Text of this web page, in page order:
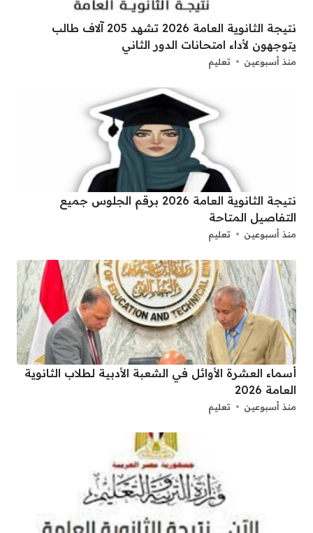
نتيجة الثانوية العامة 2026 تشهد 205 آلاف طالب
يتوجهون لأداء امتحانات الدور الثاني
منذ أسبوعين تعليم
نتيجة الثانوية العامة 2026 برقم الجلوس جميع
التفاصيل المتاحة
منذ أسبوعين تعليم
أسماء العشرة الأوائل في الشعبة الأدبية لطلاب الثانوية
العامة 2026
منذ أسبوعين تعليم